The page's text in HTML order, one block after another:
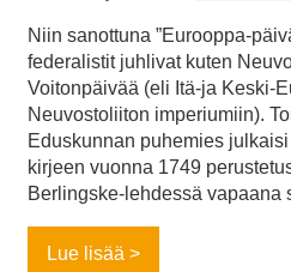
Niin sanottuna ”Eurooppa-
federalistit juhlivat kuten
Voitonpäivää (eli Itä-ja Keski-
Neuvostoliiton imperiumiin).
Eduskunnan puhemies
kirjeen vuonna 1749
Berlingske-lehdessä vapaana
Lue lisää